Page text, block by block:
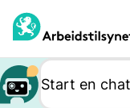
hovedinnhold